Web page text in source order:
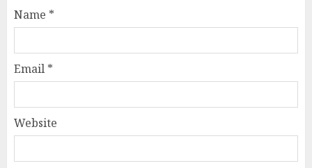
Name *
Email *
Website